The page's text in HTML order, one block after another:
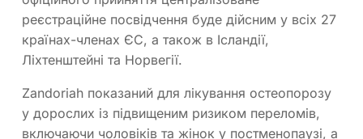
реєстраційне посвідчення буде дійсним у всіх 27
країнах-членах ЄС, а також в Ісландії,
Ліхтенштейні та Норвегії.
Zandoriah показаний для лікування остеопорозу
у дорослих із підвищеним ризиком переломів,
включаючи чоловіків та жінок у постменопаузі, а